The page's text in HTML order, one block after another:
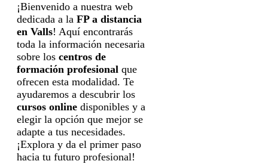
¡Bienvenido a nuestra web
dedicada a la FP a distancia
en Valls! Aquí encontrarás
toda la información necesaria
sobre los centros de
formación profesional que
ofrecen esta modalidad. Te
ayudaremos a descubrir los
cursos online disponibles y a
elegir la opción que mejor se
adapte a tus necesidades.
¡Explora y da el primer paso
hacia tu futuro profesional!